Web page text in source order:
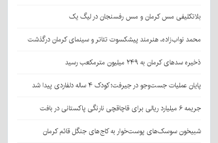
بلاتکلیفی مس کرمان و مس رفسنجان در لیگ یک
محمد نواب‌زاده، هنرمند پیشکسوت تئاتر و سینمای کرمان درگذشت
ذخیره سدهای کرمان به ۲۴۹ میلیون مترمکعب رسید
پایان عملیات جست‌وجو در جیرفت؛ کودک ۴ ساله دلفاردی پیدا شد
جریمه ۶ میلیارد ریالی برای قاچاقچی نارنگی پاکستانی در بافت
شبیخون سوسک‌های پوست‌خوار به کاج‌های جنگل قائم کرمان